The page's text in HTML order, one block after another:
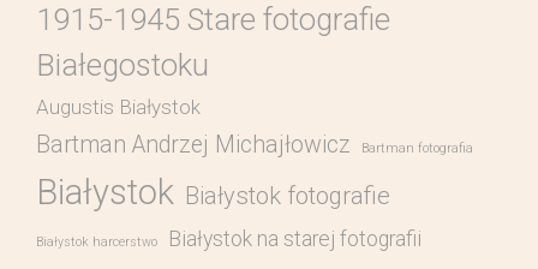
1915-1945 Stare fotografie
Białegostoku
Augustis Białystok
Bartman Andrzej Michajłowicz Bartman fotografia
Białystok Białystok fotografie
Białystok harcerstwo Białystok na starej fotografii